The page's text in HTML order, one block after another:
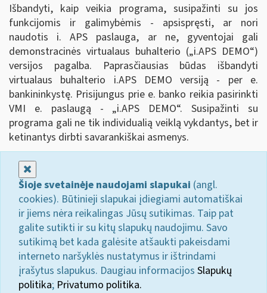
Išbandyti, kaip veikia programa, susipažinti su jos
funkcijomis ir galimybėmis - apsispręsti, ar nori
naudotis i. APS paslauga, ar ne, gyventojai gali
demonstracinės virtualaus buhalterio („i.APS DEMO“)
versijos pagalba. Paprasčiausias būdas išbandyti
virtualaus buhalterio i.APS DEMO versiją - per e.
bankininkystę. Prisijungus prie e. banko reikia pasirinkti
VMI e. paslaugą - „i.APS DEMO“. Susipažinti su
programa gali ne tik individualią veiklą vykdantys, bet ir
ketinantys dirbti savarankiškai asmenys.
Šioje svetainėje naudojami slapukai (angl.
cookies). Būtinieji slapukai įdiegiami automatiškai
ir jiems nėra reikalingas Jūsų sutikimas. Taip pat
galite sutikti ir su kitų slapukų naudojimu. Savo
sutikimą bet kada galėsite atšaukti pakeisdami
interneto naršyklės nustatymus ir ištrindami
įrašytus slapukus. Daugiau informacijos Slapukų
politika; Privatumo politika.